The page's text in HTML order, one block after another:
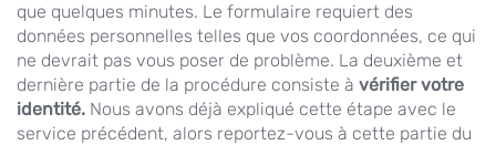
que quelques minutes. Le formulaire requiert des
données personnelles telles que vos coordonnées, ce qui
ne devrait pas vous poser de problème. La deuxième et
dernière partie de la procédure consiste à vérifier votre
identité. Nous avons déjà expliqué cette étape avec le
service précédent, alors reportez-vous à cette partie du